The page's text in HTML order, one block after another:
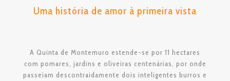
Uma história de amor à primeira vista
A Quinta de Montemuro estende-se por 11 hectares
com pomares, jardins e oliveiras centenárias, por onde
passeiam descontraidamente dois inteligentes burros e